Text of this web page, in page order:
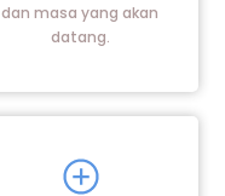
dan masa yang akan
datang.
Icon